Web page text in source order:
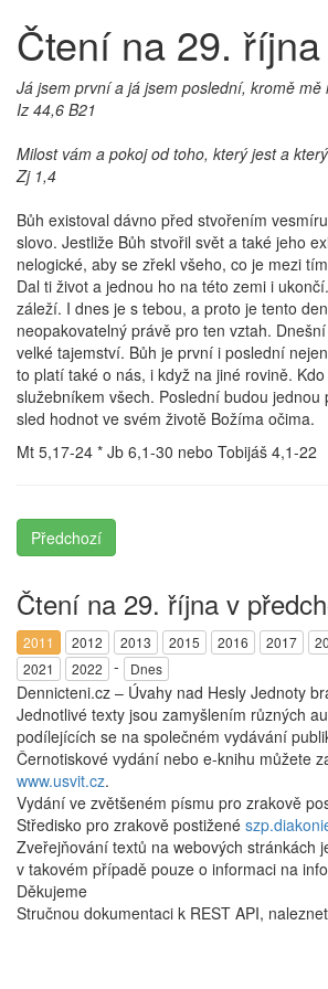
Čtení na 29. října
Já jsem první a já jsem poslední, kromě mě
Iz 44,6 B21
Milost vám a pokoj od toho, který jest a
Zj 1,4
Bůh existoval dávno před stvořením
slovo. Jestliže Bůh stvořil svět a také jeho
nelogické, aby se zřekl všeho, co je mezi
Dal ti život a jednou ho na této zemi i
záleží. I dnes je s tebou, a proto je tento
neopakovatelný právě pro ten vztah.
velké tajemství. Bůh je první i poslední
to platí také o nás, i když na jiné rovině.
služebníkem všech. Poslední budou jednou
sled hodnot ve svém životě Božíma očima.
Mt 5,17-24 * Jb 6,1-30 nebo Tobijáš 4,1-22
Předchozí
Čtení na 29. října v
2011 2012 2013 2015 2016 2017
2021
2022 - Dnes
Dennicteni.cz – Úvahy nad Hesly Jednoty
Jednotlivé texty jsou zamyšlením různých
podílejících se na společném vydávání
Černotiskové vydání nebo e-knihu můžete
www.usvit.cz.
Vydání ve zvětšeném písmu pro zrakově
Středisko pro zrakově postižené
Zveřejňování textů na webových stránkách
v takovém případě pouze o informaci na
Děkujeme
Stručnou dokumentaci k REST API,